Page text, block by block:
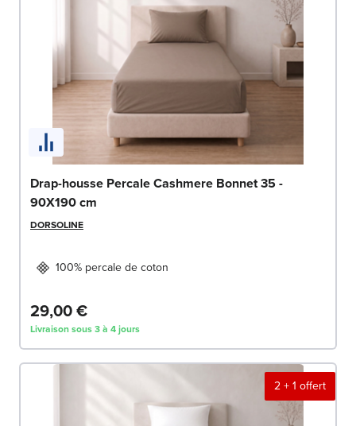
Drap-housse Percale Cashmere Bonnet 35 -
90X190 cm
DORSOLINE
100% percale de coton
29,00 €
Livraison sous 3 à 4 jours
2 + 1 offert